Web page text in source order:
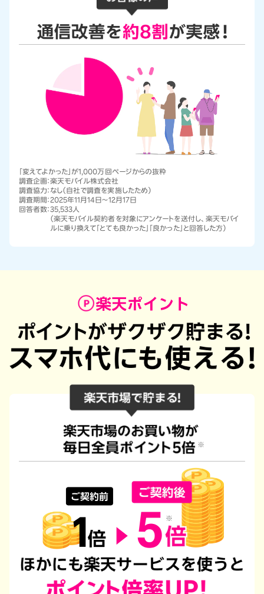
「変えてよかった」が1,000万回ページからの抜粋
調査企画：楽天モバイル株式会社
調査協力： なし（自社で調査を実施したため）
調査期間：2025年11月14日～12月17日
回答者数：35,533人
（楽天モバイル契約者を対象にアンケートを送付し、楽天モバイ
ルに乗り換えて「とても良かった」「良かった」と回答した方）